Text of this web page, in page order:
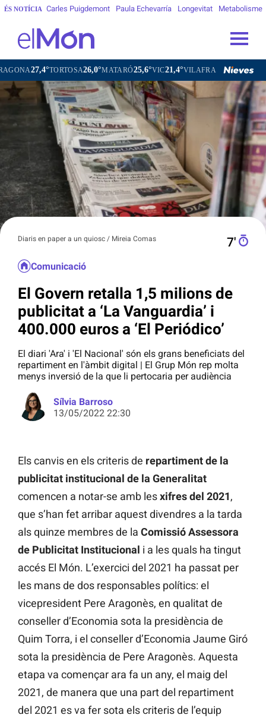
ÉS NOTÍCIA Carles Puigdemont Paula Echevarría Longevitat Metabolisme
26,0°MATARÓ25,6°VIC21,4°VILAFRANCA DEL PENEDÈS23,6°
Diaris en paper a un quiosc / Mireia Comas 7′
Comunicació
El Govern retalla 1,5 milions de
publicitat a ‘La Vanguardia’ i
400.000 euros a ‘El Periódico’
El diari 'Ara' i 'El Nacional' són els grans beneficiats del
repartiment en l'àmbit digital | El Grup Món rep molta
menys inversió de la que li pertocaria per audiència
Sílvia Barroso
13/05/2022 22:30
Els canvis en els criteris de repartiment de la
publicitat institucional de la Generalitat
comencen a notar-se amb lesxifres del 2021,
que s’han fet arribar aquest divendres a la tarda
als quinze membres de la Comissió Assessora
de Publicitat Institucional i a les quals ha tingut
accés El Món. L’exercici del 2021 ha passat per
les mans de dos responsables polítics: el
vicepresident Pere Aragonès, en qualitat de
conseller d’Economia sota la presidència de
Quim Torra, i el conseller d’Economia Jaume Giró
sota la presidència de Pere Aragonès. Aquesta
etapa va començar ara fa un any, el maig del
2021, de manera que una part del repartiment
del 2021 es va fer sota els criteris de l’equip